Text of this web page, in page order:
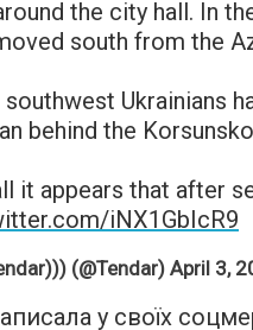
the city hall. In
south from the
southwest Ukrainians
behind the
it appears that after
iNX1GbIcR9
(@Tendar)April 3,
у своїх